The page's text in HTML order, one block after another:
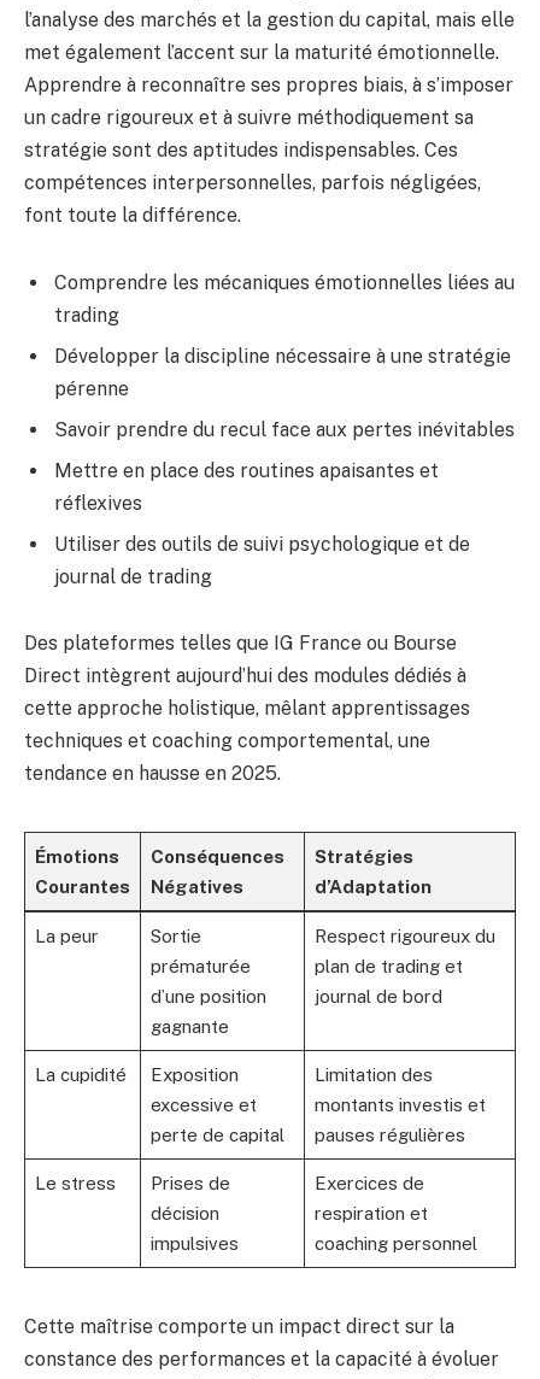
l’analyse des marchés et la gestion du capital, mais elle
met également l’accent sur la maturité émotionnelle.
Apprendre à reconnaître ses propres biais, à s’imposer
un cadre rigoureux et à suivre méthodiquement sa
stratégie sont des aptitudes indispensables. Ces
compétences interpersonnelles, parfois négligées,
font toute la différence.
Comprendre les mécaniques émotionnelles liées au
trading
Développer la discipline nécessaire à une stratégie
pérenne
Savoir prendre du recul face aux pertes inévitables
Mettre en place des routines apaisantes et
réflexives
Utiliser des outils de suivi psychologique et de
journal de trading
Des plateformes telles que IG France ou Bourse
Direct intègrent aujourd’hui des modules dédiés à
cette approche holistique, mêlant apprentissages
techniques et coaching comportemental, une
tendance en hausse en 2025.
Émotions
Courantes
Conséquences
Négatives
Stratégies
d’Adaptation
La peur
Sortie
prématurée
d’une position
gagnante
Respect rigoureux du
plan de trading et
journal de bord
La cupidité
Exposition
excessive et
perte de capital
Limitation des
montants investis et
pauses régulières
Le stress
Prises de
décision
impulsives
Exercices de
respiration et
coaching personnel
Cette maîtrise comporte un impact direct sur la
constance des performances et la capacité à évoluer